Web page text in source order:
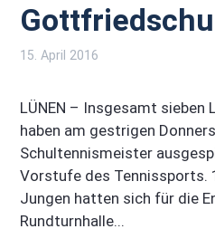
15. April 2016
LÜNEN – Insgesamt sieben
haben am gestrigen
Schultennismeister
Vorstufe des Tennissports.
Jungen hatten sich für die
Rundturnhalle...